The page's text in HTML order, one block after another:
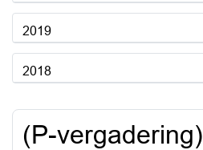
2019
2018
(P-vergadering)